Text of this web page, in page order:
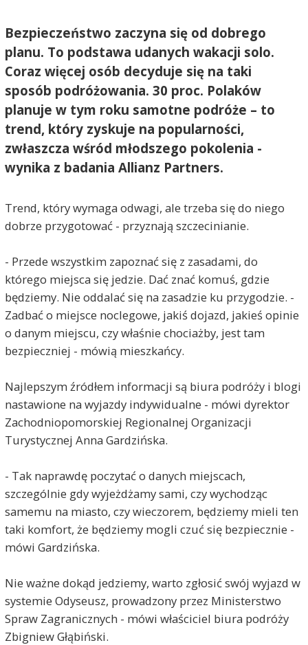
Bezpieczeństwo zaczyna się od dobrego
planu. To podstawa udanych wakacji solo.
Coraz więcej osób decyduje się na taki
sposób podróżowania. 30 proc. Polaków
planuje w tym roku samotne podróże – to
trend, który zyskuje na popularności,
zwłaszcza wśród młodszego pokolenia -
wynika z badania Allianz Partners.
Trend, który wymaga odwagi, ale trzeba się do niego
dobrze przygotować - przyznają szczecinianie.
- Przede wszystkim zapoznać się z zasadami, do
którego miejsca się jedzie. Dać znać komuś, gdzie
będziemy. Nie oddalać się na zasadzie ku przygodzie. -
Zadbać o miejsce noclegowe, jakiś dojazd, jakieś opinie
o danym miejscu, czy właśnie chociażby, jest tam
bezpieczniej - mówią mieszkańcy.
Najlepszym źródłem informacji są biura podróży i blogi
nastawione na wyjazdy indywidualne - mówi dyrektor
Zachodniopomorskiej Regionalnej Organizacji
Turystycznej Anna Gardzińska.
- Tak naprawdę poczytać o danych miejscach,
szczególnie gdy wyjeżdżamy sami, czy wychodząc
samemu na miasto, czy wieczorem, będziemy mieli ten
taki komfort, że będziemy mogli czuć się bezpiecznie -
mówi Gardzińska.
Nie ważne dokąd jedziemy, warto zgłosić swój wyjazd w
systemie Odyseusz, prowadzony przez Ministerstwo
Spraw Zagranicznych - mówi właściciel biura podróży
Zbigniew Głąbiński.